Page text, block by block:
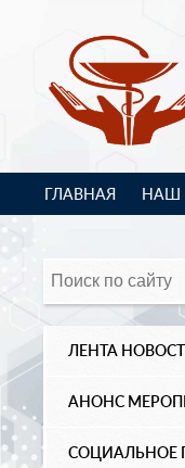
ГЛАВНАЯ НАШ
ЛЕНТА
АНОНС
СОЦИАЛЬНОЕ